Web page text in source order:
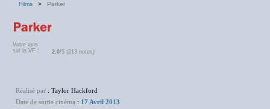
Films > Parker
Votre avis
sur la VF :
2.0/5 (213 notes)
Réalisé par : Taylor Hackford
Date de sortie cinéma : 17 Avril 2013